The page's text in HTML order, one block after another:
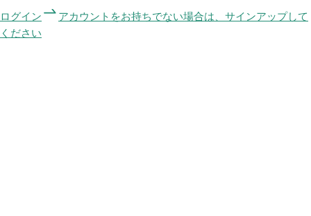
ログイン
アカウントをお持ちでない場合は、サインアップして
ください